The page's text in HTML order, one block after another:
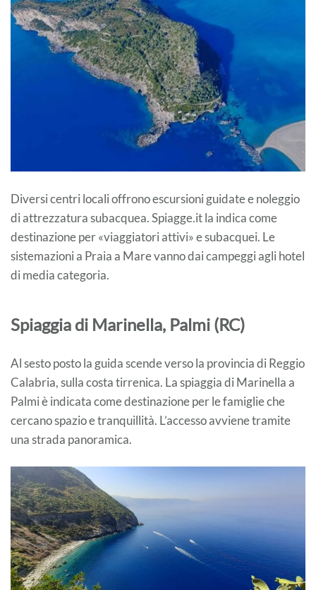
Diversi centri locali offrono escursioni guidate e noleggio
di attrezzatura subacquea. Spiagge.it la indica come
destinazione per «viaggiatori attivi» e subacquei. Le
sistemazioni a Praia a Mare vanno dai campeggi agli hotel
di media categoria.
Spiaggia di Marinella, Palmi (RC)
Al sesto posto la guida scende verso la provincia di Reggio
Calabria, sulla costa tirrenica. La spiaggia di Marinella a
Palmi è indicata come destinazione per le famiglie che
cercano spazio e tranquillità. L’accesso avviene tramite
una strada panoramica.